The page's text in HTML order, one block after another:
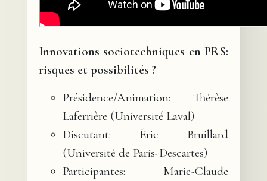
Innovations sociotechniques en PRS:
risques et possibilités ?
Présidence/Animation: Thérèse
Laferrière (Université Laval)
Discutant: Éric Bruillard
(Université de Paris-Descartes)
Participantes: Marie-Claude